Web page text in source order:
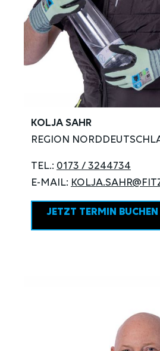
KOLJA SAHR
REGION
TEL.: 0173 / 3244734
E-MAIL:
JETZT TERMIN BUCHEN